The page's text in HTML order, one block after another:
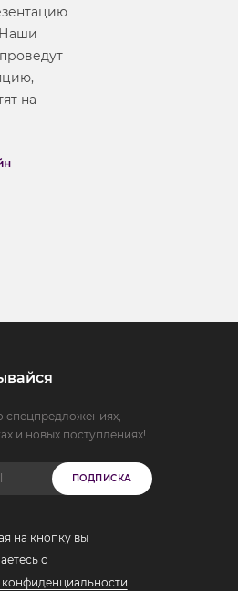
на
спецпредложениях,
и новых поступлениях!
ПОДПИСКА
на кнопку вы
с